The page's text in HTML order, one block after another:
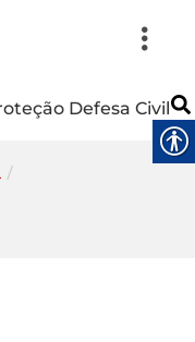
Defesa Civil
/